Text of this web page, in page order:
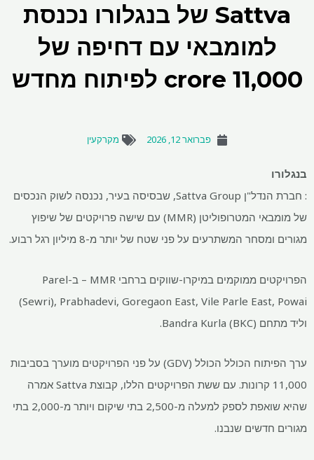
Sattva של בנגלורו נכנסת
למומבאי עם דחיפה של
11,000 crore לפיתוח מחדש
פברואר 12, 2026 מקרקעין
בנגלורו
: חברת הנדל"ן Sattva Group, שבסיסה בעיר, נכנסה לשוק הנכסים
של מומבאי המטרופוליטן (MMR) עם שישה פרויקטים של שיפוץ
מגורים ומסחר המשתרעים על פני שטח של יותר מ-8 מיליון רגל רבוע.
הפרויקטים ממוקמים במיקרו-שווקים ברחבי MMR – ב-Parel
(Sewri), Prabhadevi, Goregaon East, Vile Parle East, Powai
וליד מתחם Bandra Kurla (BKC).
ערך הפיתוח הכולל הכולל (GDV) על פני הפרויקטים מוערך בסביבות
11,000 קרונות. עם ששת הפרויקטים הללו, קבוצת Sattva אמרה
שהיא שואפת לספק למעלה מ-2,500 בתי שיקום ויותר מ-2,000 בתי
מגורים חדשים שנבנו.